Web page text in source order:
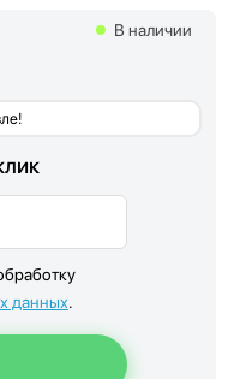
В наличии
данных.